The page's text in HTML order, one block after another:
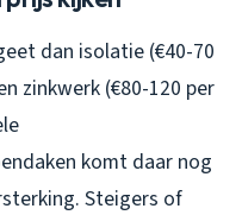
dan isolatie (€40-70
zinkwerk (€80-120 per
komt daar nog
Steigers of